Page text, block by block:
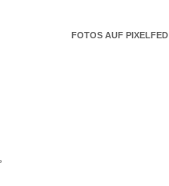
FOTOS AUF PIXELFED